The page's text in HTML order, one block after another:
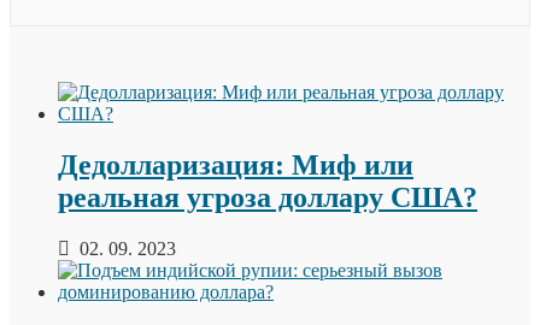
Дедолларизация: Миф или
реальная угроза доллару США?
02. 09. 2023